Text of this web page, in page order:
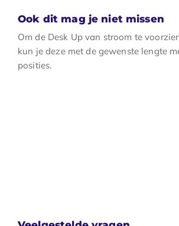
Ook dit mag je niet missen
Om de Desk Up van stroom te
kun je deze met de gewenste lengte
posities.